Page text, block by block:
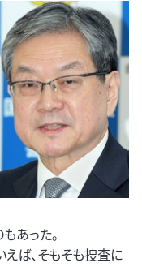
あった。
ば、そもそも捜査に